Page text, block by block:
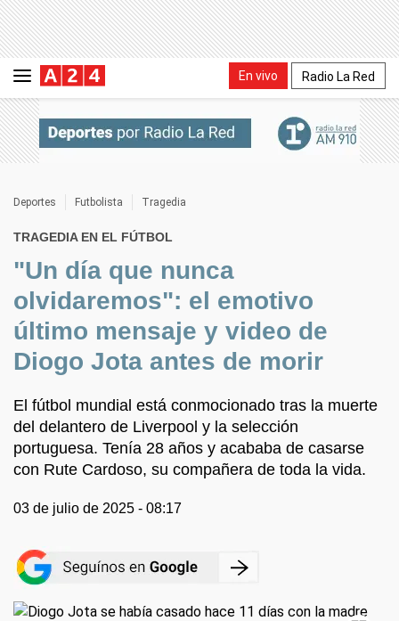
En vivo Radio La Red
Deportes Futbolista Tragedia
TRAGEDIA EN EL FÚTBOL
"Un día que nunca
olvidaremos": el emotivo
último mensaje y video de
Diogo Jota antes de morir
El fútbol mundial está conmocionado tras la muerte
del delantero de Liverpool y la selección
portuguesa. Tenía 28 años y acababa de casarse
con Rute Cardoso, su compañera de toda la vida.
03 de julio de 2025 - 08:17